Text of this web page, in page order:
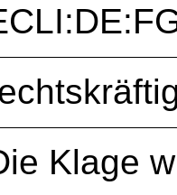
Klage